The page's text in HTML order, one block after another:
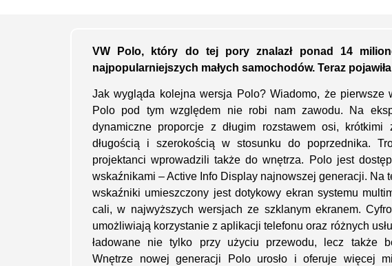
VW Polo, który do tej pory znalazł ponad 14
najpopularniejszych małych samochodów. Teraz
Jak wygląda kolejna wersja Polo? Wiadomo, że pierwsze
Polo pod tym względem nie robi nam zawodu. Na
dynamiczne proporcje z długim rozstawem osi,
długością i szerokością w stosunku do poprzednika.
projektanci wprowadzili także do wnętrza. Polo jest
wskaźnikami – Active Info Display najnowszej generacji. Na
wskaźniki umieszczony jest dotykowy ekran systemu
cali, w najwyższych wersjach ze szklanym ekranem.
umożliwiają korzystanie z aplikacji telefonu oraz różnych
ładowane nie tylko przy użyciu przewodu, lecz także
Wnętrze nowej generacji Polo urosło i oferuje więcej